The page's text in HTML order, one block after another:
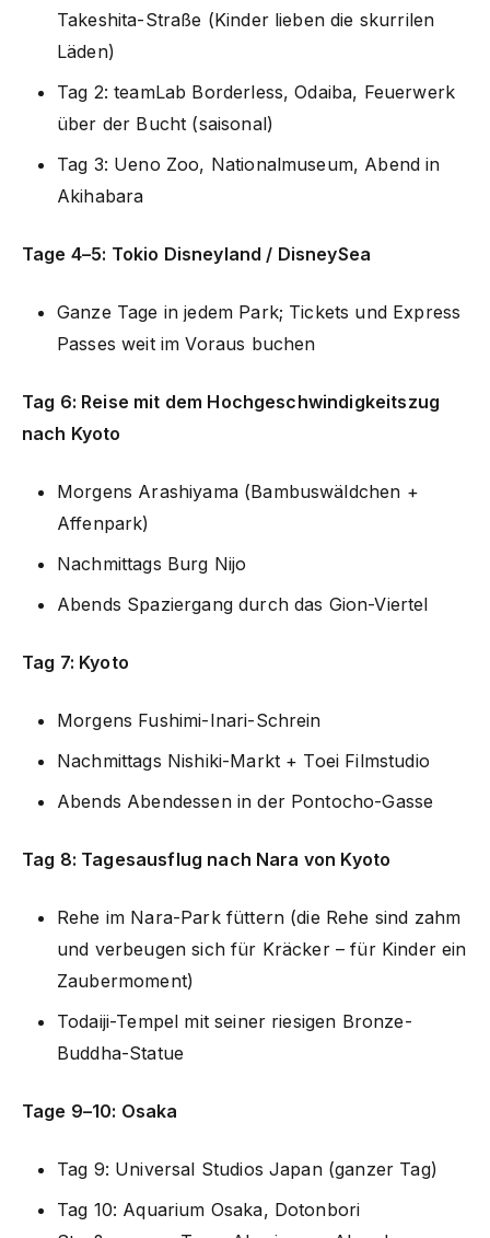
Takeshita-Straße (Kinder lieben die skurrilen
Läden)
Tag 2: teamLab Borderless, Odaiba, Feuerwerk
über der Bucht (saisonal)
Tag 3: Ueno Zoo, Nationalmuseum, Abend in
Akihabara
Tage 4–5: Tokio Disneyland / DisneySea
Ganze Tage in jedem Park; Tickets und Express
Passes weit im Voraus buchen
Tag 6: Reise mit dem Hochgeschwindigkeitszug
nach Kyoto
Morgens Arashiyama (Bambuswäldchen +
Affenpark)
Nachmittags Burg Nijo
Abends Spaziergang durch das Gion-Viertel
Tag 7: Kyoto
Morgens Fushimi-Inari-Schrein
Nachmittags Nishiki-Markt + Toei Filmstudio
Abends Abendessen in der Pontocho-Gasse
Tag 8: Tagesausflug nach Nara von Kyoto
Rehe im Nara-Park füttern (die Rehe sind zahm
und verbeugen sich für Kräcker – für Kinder ein
Zaubermoment)
Todaiji-Tempel mit seiner riesigen Bronze-
Buddha-Statue
Tage 9–10: Osaka
Tag 9: Universal Studios Japan (ganzer Tag)
Tag 10: Aquarium Osaka, Dotonbori